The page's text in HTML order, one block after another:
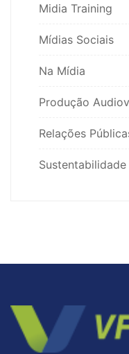
Midia Training
Mídias Sociais
Na Mídia
Produção
Relações
Sustentabilidade